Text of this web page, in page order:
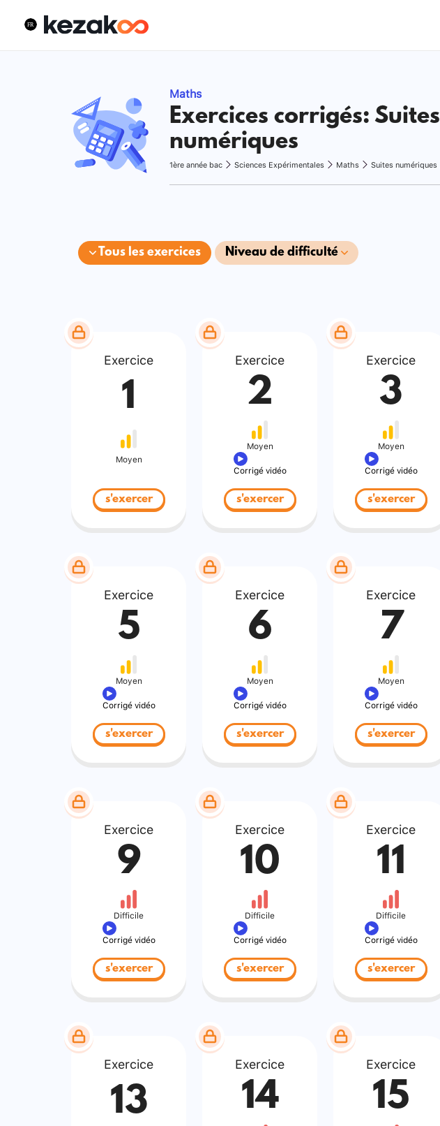
Maths
Exercices corrigés: Suites
numériques
1ère année bac Sciences Expérimentales Maths Suites numériques
Tous les exercices Niveau de difficulté
Exercice
1
Moyen
s'exercer
Exercice
2
Moyen
Corrigé vidéo
s'exercer
Exercice
3
Moyen
Corrigé vidéo
s'exercer
Exercice
5
Moyen
Corrigé vidéo
s'exercer
Exercice
6
Moyen
Corrigé vidéo
s'exercer
Exercice
7
Moyen
Corrigé vidéo
s'exercer
Exercice
9
Difficile
Corrigé vidéo
s'exercer
Exercice
10
Difficile
Corrigé vidéo
s'exercer
Exercice
11
Difficile
Corrigé vidéo
s'exercer
Exercice
13
Exercice
14
Exercice
15